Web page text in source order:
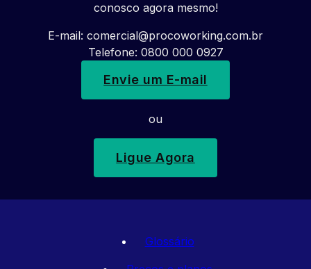
conosco agora mesmo!
E-mail: comercial@procoworking.com.br
Telefone: 0800 000 0927
Envie um E-mail
ou
Ligue Agora
Glossário